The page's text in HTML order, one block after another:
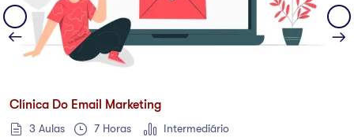
Clínica Do Email Marketing
3 Aulas 7 Horas Intermediário